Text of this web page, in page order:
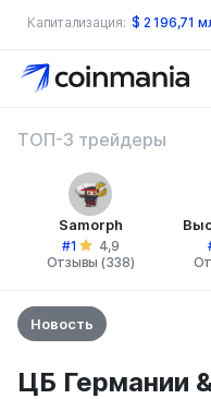
Капитализация: $ 2 196,71
ТОП-3 трейдеры
Samorph
#1
4,9
Отзывы (338)
Новость
ЦБ Германии